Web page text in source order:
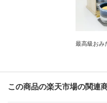
最高級おみ
この商品の楽天市場の関連